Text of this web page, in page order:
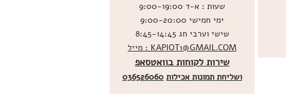
שעות : א-ד 9:00-19:00
ימי חמישי 9:00-20:00
שישי וערבי חג 8:45-14:45
מייל : KAPIOT1@GMAIL.COM
שירות לקוחות בוואטסאפ
ושליחת תמונות אכילות 036526060